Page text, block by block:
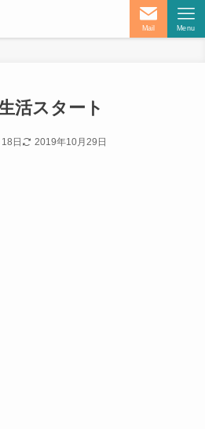
Mail Menu
活スタート
日 2019年10月29日